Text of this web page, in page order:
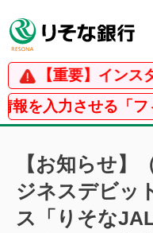
【重要】インスタ
入力させる「フィ
【お知らせ】
ジネスデビッ
ス「りそな